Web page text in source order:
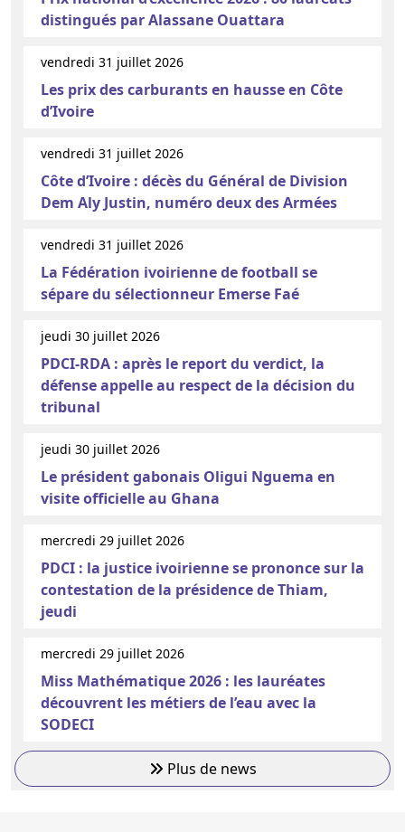
distingués par Alassane Ouattara
vendredi 31 juillet 2026
Les prix des carburants en hausse en Côte
d’Ivoire
vendredi 31 juillet 2026
Côte d’Ivoire : décès du Général de Division
Dem Aly Justin, numéro deux des Armées
vendredi 31 juillet 2026
La Fédération ivoirienne de football se
sépare du sélectionneur Emerse Faé
jeudi 30 juillet 2026
PDCI-RDA : après le report du verdict, la
défense appelle au respect de la décision du
tribunal
jeudi 30 juillet 2026
Le président gabonais Oligui Nguema en
visite officielle au Ghana
mercredi 29 juillet 2026
PDCI : la justice ivoirienne se prononce sur la
contestation de la présidence de Thiam,
jeudi
mercredi 29 juillet 2026
Miss Mathématique 2026 : les lauréates
découvrent les métiers de l’eau avec la
SODECI
Plus de news